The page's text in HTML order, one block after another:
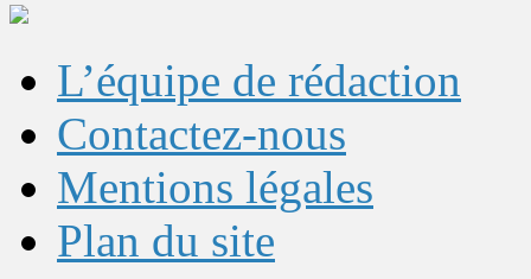
L’équipe de rédaction
Contactez-nous
Mentions légales
Plan du site